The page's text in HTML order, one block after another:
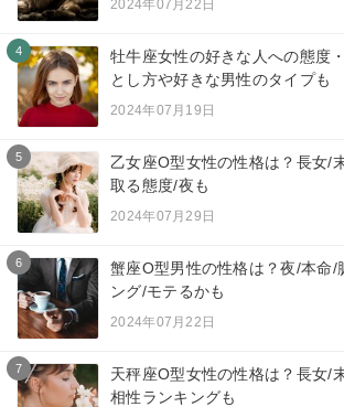
2024年07月22日
4
牡牛座女性の好きな人への態度
とし方や好きな男性のタイプも
2024年07月19日
5
乙女座O型女性の性格は？長女/
取る態度/夜も
2024年07月29日
6
蟹座O型男性の性格は？夜/本命/
ング/モテるかも
2024年07月22日
7
天秤座O型女性の性格は？長女/
相性ランキングも